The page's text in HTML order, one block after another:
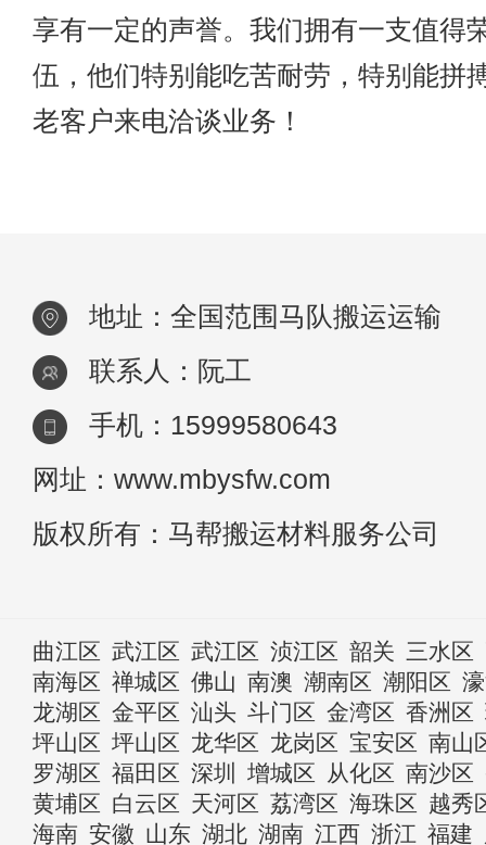
享有一定的声誉。我们拥有一支值得
伍，他们特别能吃苦耐劳，特别能拼
老客户来电洽谈业务！
地址：全国范围马队搬运运输
联系人：阮工
手机：15999580643
网址：www.mbysfw.com
版权所有：马帮搬运材料服务公司
曲江区 武江区 武江区 浈江区 韶关 三水区
南海区 禅城区 佛山 南澳 潮南区 潮阳区
龙湖区 金平区 汕头 斗门区 金湾区 香洲区
坪山区 坪山区 龙华区 龙岗区 宝安区 南山
罗湖区 福田区 深圳 增城区 从化区 南沙区
黄埔区 白云区 天河区 荔湾区 海珠区 越秀
海南 安徽 山东 湖北 湖南 江西 浙江 福建